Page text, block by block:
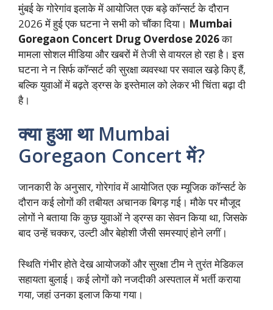
मुंबई के गोरेगांव इलाके में आयोजित एक बड़े कॉन्सर्ट के दौरान
2026 में हुई एक घटना ने सभी को चौंका दिया। Mumbai
Goregaon Concert Drug Overdose 2026का
मामला सोशल मीडिया और खबरों में तेजी से वायरल हो रहा है। इस
घटना ने न सिर्फ कॉन्सर्ट की सुरक्षा व्यवस्था पर सवाल खड़े किए हैं,
बल्कि युवाओं में बढ़ते ड्रग्स के इस्तेमाल को लेकर भी चिंता बढ़ा दी
है।
क्या हुआ था Mumbai
Goregaon Concert में?
जानकारी के अनुसार, गोरेगांव में आयोजित एक म्यूजिक कॉन्सर्ट के
दौरान कई लोगों की तबीयत अचानक बिगड़ गई। मौके पर मौजूद
लोगों ने बताया कि कुछ युवाओं ने ड्रग्स का सेवन किया था, जिसके
बाद उन्हें चक्कर, उल्टी और बेहोशी जैसी समस्याएं होने लगीं।
स्थिति गंभीर होते देख आयोजकों और सुरक्षा टीम ने तुरंत मेडिकल
सहायता बुलाई। कई लोगों को नजदीकी अस्पताल में भर्ती कराया
गया, जहां उनका इलाज किया गया।